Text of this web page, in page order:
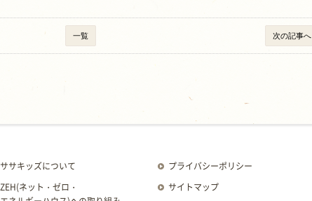
一覧 次の記事へ
ササキッズについて
ZEH(ネット・ゼロ・
プライバシーポリシー
サイトマップ